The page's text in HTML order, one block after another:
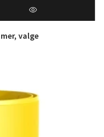
valge